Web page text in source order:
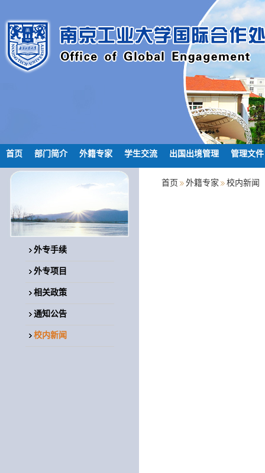
首页 部门简介 外籍专家 学生交流 出国出境管理 管理文件
外专手续
外专项目
相关政策
通知公告
校内新闻
首页 外籍专家 校内新闻